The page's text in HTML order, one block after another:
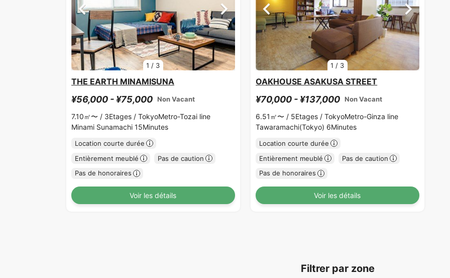
1 / 3
THE EARTH MINAMISUNA
¥56,000 - ¥75,000 Non Vacant
7.10㎡〜 / 3Etages / TokyoMetro-Tozai line
Minami Sunamachi 15Minutes
Location courte durée
Entièrement meublé
Pas de caution
Pas de honoraires
Voir les détails
1 / 3
OAKHOUSE ASAKUSA STREET
¥70,000 - ¥137,000 Non Vacant
6.51㎡〜 / 5Etages /TokyoMetro-Ginza line
Tawaramachi(Tokyo) 6Minutes
Location courte durée
Entièrement meublé
Pas de caution
Pas de honoraires
Voir les détails
Filtrer par zone